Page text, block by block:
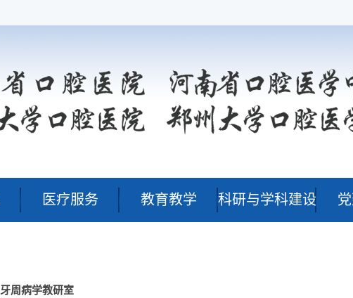
医疗服务 教育教学 科研与学科建设
牙周病学教研室